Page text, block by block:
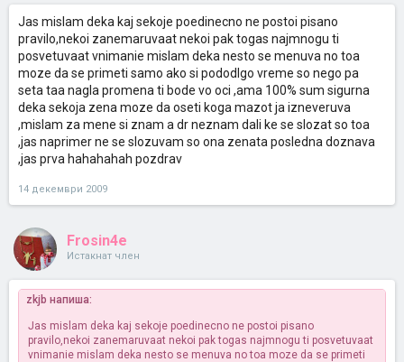
Jas mislam deka kaj sekoje poedinecno ne postoi pisano
pravilo,nekoi zanemaruvaat nekoi pak togas najmnogu ti
posvetuvaat vnimanie mislam deka nesto se menuva no toa
moze da se primeti samo ako si pododlgo vreme so nego pa
seta taa nagla promena ti bode vo oci ,ama 100% sum sigurna
deka sekoja zena moze da oseti koga mazot ja izneveruva
,mislam za mene si znam a dr neznam dali ke se slozat so toa
,jas naprimer ne se slozuvam so ona zenata posledna doznava
,jas prva hahahahah pozdrav
14 декември 2009
Frosin4e
Истакнат член
zkjb напиша:
Jas mislam deka kaj sekoje poedinecno ne postoi pisano
pravilo,nekoi zanemaruvaat nekoi pak togas najmnogu ti posvetuvaat
vnimanie mislam deka nesto se menuva no toa moze da se primeti